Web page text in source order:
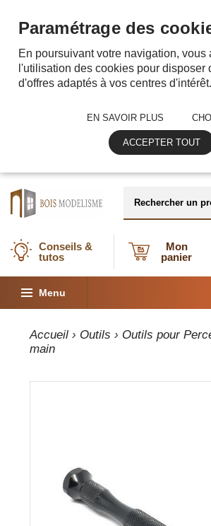
Conseils &
tutos
Mon
panier
Menu
Accueil › Outils › Outils pour
main
Paramétrage des
En poursuivant votre navigation, vous
l'utilisation des cookies pour disposer
d'offres adaptés à vos centres d'intérêt.
EN SAVOIR PLUS
ACCEPTER TOUT